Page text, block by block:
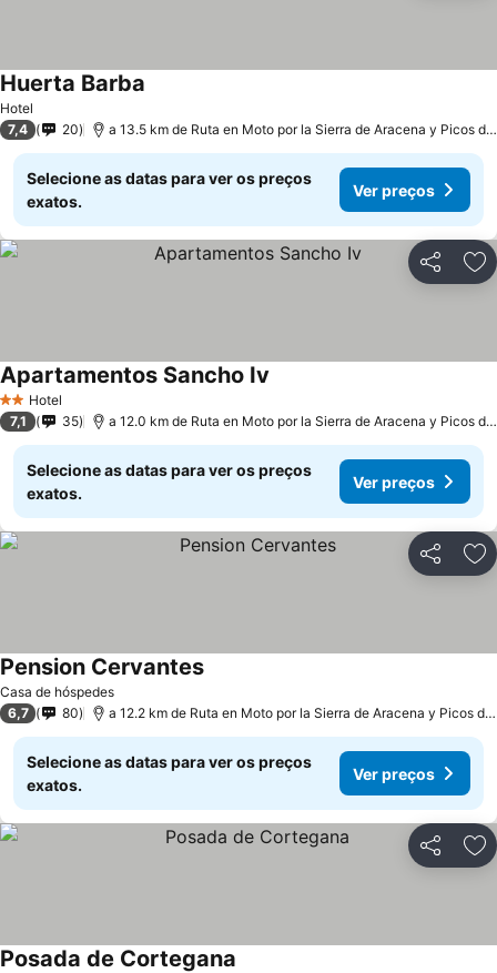
Hotel
Huerta Barba
7,4 20 a 13.5 km de Ruta en Moto por la Sierra de Aracena y Picos
Selecione as datas para ver os preços
exatos.
Ver preços
Partilhar
2 Estrelas
Hotel
Apartamentos Sancho Iv
7,1 35 a 12.0 km de Ruta en Moto por la Sierra de Aracena y Picos
Selecione as datas para ver os preços
exatos.
Ver preços
Partilhar
Casa de hóspedes
Pension CervantesVer preços
6,7 80 a 12.2 km de Ruta en Moto por la Sierra de Aracena y Picos de
Selecione as datas para ver os preços
exatos.
Ver preços
Partilhar
Posada de Cortegana